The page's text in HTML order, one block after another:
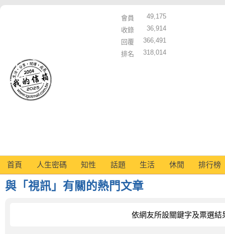
會員
49,175
收錄
36,914
回覆
366,491
排名
318,014
首頁 人生密碼 知性 話題 生活 休閒 排行榜
與「視訊」有關的熱門文章
依網友所設關鍵字及票選結